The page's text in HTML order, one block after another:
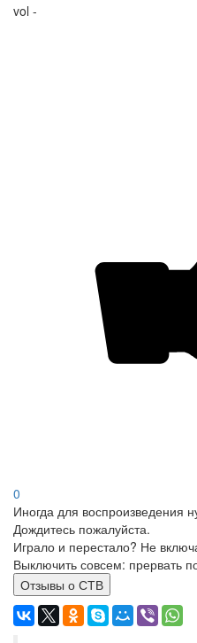
vol -
0
Иногда для воспроизведения
Дождитесь пожалуйста.
Играло и перестало? Не
Выключить совсем: прервать
Отзывы о СТВ